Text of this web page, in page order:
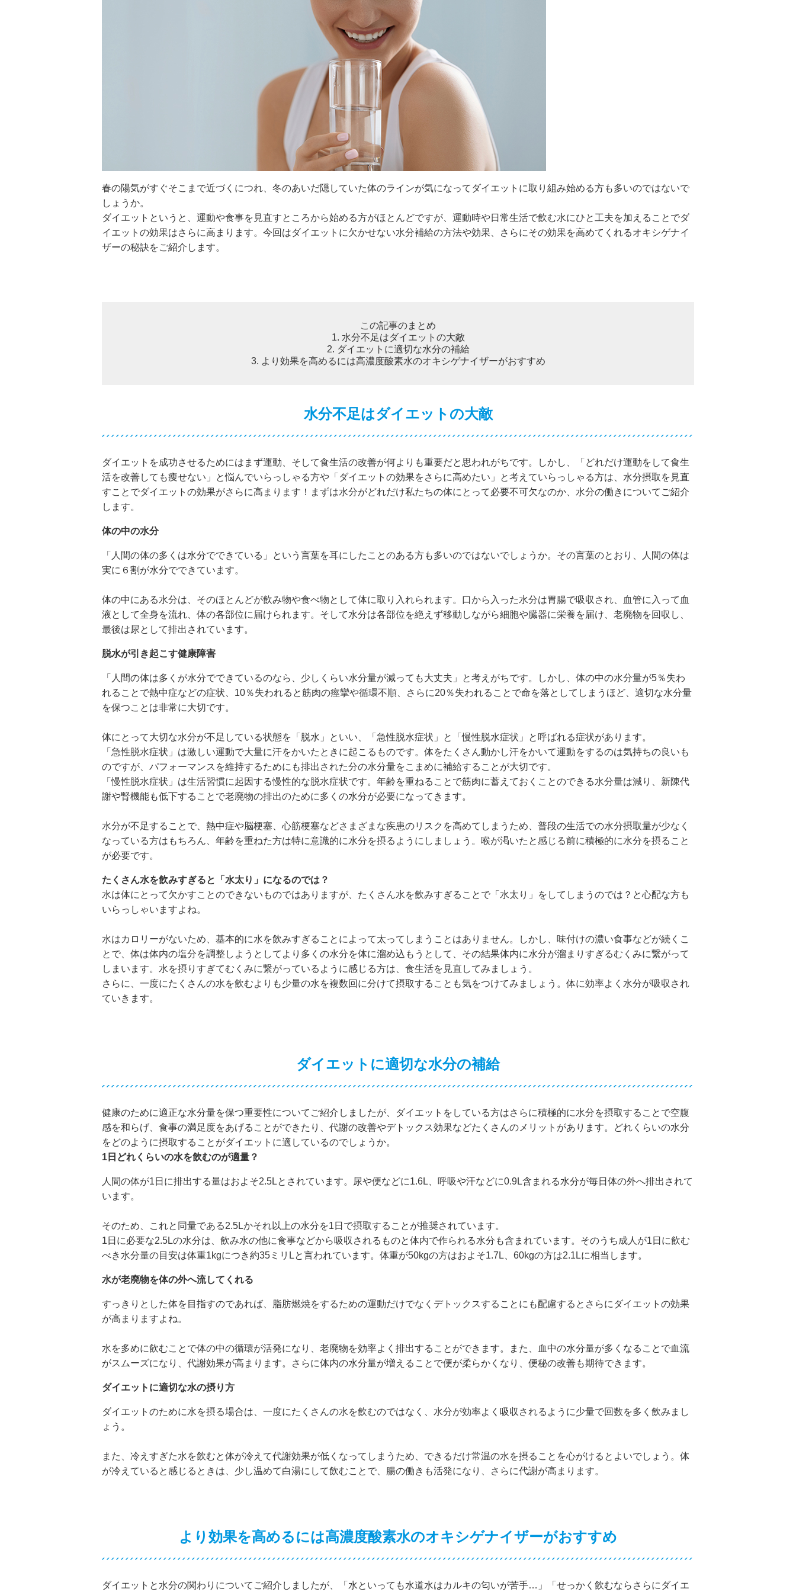
春の陽気がすぐそこまで近づくにつれ、冬のあいだ隠していた体のラインが気になってダイエットに取り組み始める方も多いのではないで
しょうか。
ダイエットというと、運動や食事を見直すところから始める方がほとんどですが、運動時や日常生活で飲む水にひと工夫を加えることでダ
イエットの効果はさらに高まります。今回はダイエットに欠かせない水分補給の方法や効果、さらにその効果を高めてくれるオキシゲナイ
ザーの秘訣をご紹介します。
この記事のまとめ
1. 水分不足はダイエットの大敵
2. ダイエットに適切な水分の補給
3. より効果を高めるには高濃度酸素水のオキシゲナイザーがおすすめ
水分不足はダイエットの大敵
ダイエットを成功させるためにはまず運動、そして食生活の改善が何よりも重要だと思われがちです。しかし、「どれだけ運動をして食生
活を改善しても痩せない」と悩んでいらっしゃる方や「ダイエットの効果をさらに高めたい」と考えていらっしゃる方は、水分摂取を見直
すことでダイエットの効果がさらに高まります！まずは水分がどれだけ私たちの体にとって必要不可欠なのか、水分の働きについてご紹介
します。
体の中の水分
「人間の体の多くは水分でできている」という言葉を耳にしたことのある方も多いのではないでしょうか。その言葉のとおり、人間の体は
実に６割が水分でできています。
体の中にある水分は、そのほとんどが飲み物や食べ物として体に取り入れられます。口から入った水分は胃腸で吸収され、血管に入って血
液として全身を流れ、体の各部位に届けられます。そして水分は各部位を絶えず移動しながら細胞や臓器に栄養を届け、老廃物を回収し、
最後は尿として排出されています。
脱水が引き起こす健康障害
「人間の体は多くが水分でできているのなら、少しくらい水分量が減っても大丈夫」と考えがちです。しかし、体の中の水分量が5％失わ
れることで熱中症などの症状、10％失われると筋肉の痙攣や循環不順、さらに20％失われることで命を落としてしまうほど、適切な水分量
を保つことは非常に大切です。
体にとって大切な水分が不足している状態を「脱水」といい、「急性脱水症状」と「慢性脱水症状」と呼ばれる症状があります。
「急性脱水症状」は激しい運動で大量に汗をかいたときに起こるものです。体をたくさん動かし汗をかいて運動をするのは気持ちの良いも
のですが、パフォーマンスを維持するためにも排出された分の水分量をこまめに補給することが大切です。
「慢性脱水症状」は生活習慣に起因する慢性的な脱水症状です。年齢を重ねることで筋肉に蓄えておくことのできる水分量は減り、新陳代
謝や腎機能も低下することで老廃物の排出のために多くの水分が必要になってきます。
水分が不足することで、熱中症や脳梗塞、心筋梗塞などさまざまな疾患のリスクを高めてしまうため、普段の生活での水分摂取量が少なく
なっている方はもちろん、年齢を重ねた方は特に意識的に水分を摂るようにしましょう。喉が渇いたと感じる前に積極的に水分を摂ること
が必要です。
たくさん水を飲みすぎると「水太り」になるのでは？
水は体にとって欠かすことのできないものではありますが、たくさん水を飲みすぎることで「水太り」をしてしまうのでは？と心配な方も
いらっしゃいますよね。
水はカロリーがないため、基本的に水を飲みすぎることによって太ってしまうことはありません。しかし、味付けの濃い食事などが続くこ
とで、体は体内の塩分を調整しようとしてより多くの水分を体に溜め込もうとして、その結果体内に水分が溜まりすぎるむくみに繋がって
しまいます。水を摂りすぎてむくみに繋がっているように感じる方は、食生活を見直してみましょう。
さらに、一度にたくさんの水を飲むよりも少量の水を複数回に分けて摂取することも気をつけてみましょう。体に効率よく水分が吸収され
ていきます。
ダイエットに適切な水分の補給
健康のために適正な水分量を保つ重要性についてご紹介しましたが、ダイエットをしている方はさらに積極的に水分を摂取することで空腹
感を和らげ、食事の満足度をあげることができたり、代謝の改善やデトックス効果などたくさんのメリットがあります。どれくらいの水分
をどのように摂取することがダイエットに適しているのでしょうか。
1日どれくらいの水を飲むのが適量？
人間の体が1日に排出する量はおよそ2.5Lとされています。尿や便などに1.6L、呼吸や汗などに0.9L含まれる水分が毎日体の外へ排出されて
います。
そのため、これと同量である2.5Lかそれ以上の水分を1日で摂取することが推奨されています。
1日に必要な2.5Lの水分は、飲み水の他に食事などから吸収されるものと体内で作られる水分も含まれています。そのうち成人が1日に飲む
べき水分量の目安は体重1kgにつき約35ミリLと言われています。体重が50kgの方はおよそ1.7L、60kgの方は2.1Lに相当します。
水が老廃物を体の外へ流してくれる
すっきりとした体を目指すのであれば、脂肪燃焼をするための運動だけでなくデトックスすることにも配慮するとさらにダイエットの効果
が高まりますよね。
水を多めに飲むことで体の中の循環が活発になり、老廃物を効率よく排出することができます。また、血中の水分量が多くなることで血流
がスムーズになり、代謝効果が高まります。さらに体内の水分量が増えることで便が柔らかくなり、便秘の改善も期待できます。
ダイエットに適切な水の摂り方
ダイエットのために水を摂る場合は、一度にたくさんの水を飲むのではなく、水分が効率よく吸収されるように少量で回数を多く飲みまし
ょう。
また、冷えすぎた水を飲むと体が冷えて代謝効果が低くなってしまうため、できるだけ常温の水を摂ることを心がけるとよいでしょう。体
が冷えていると感じるときは、少し温めて白湯にして飲むことで、腸の働きも活発になり、さらに代謝が高まります。
より効果を高めるには高濃度酸素水のオキシゲナイザーがおすすめ
ダイエットと水分の関わりについてご紹介しましたが、「水といっても水道水はカルキの匂いが苦手…」「せっかく飲むならさらにダイエ